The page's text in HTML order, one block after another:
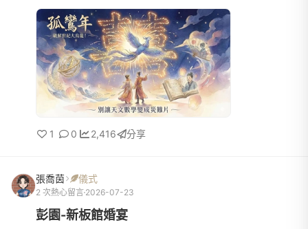
「2026年是沒有立春的孤鸞年耶！這樣結婚真的好
嗎？」當下聽到真...
1 0 2,416 分享
張喬茵 儀式
2 次熱心留言 2026-07-23
彭園-新板館婚宴